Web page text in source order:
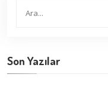
Son Yazılar